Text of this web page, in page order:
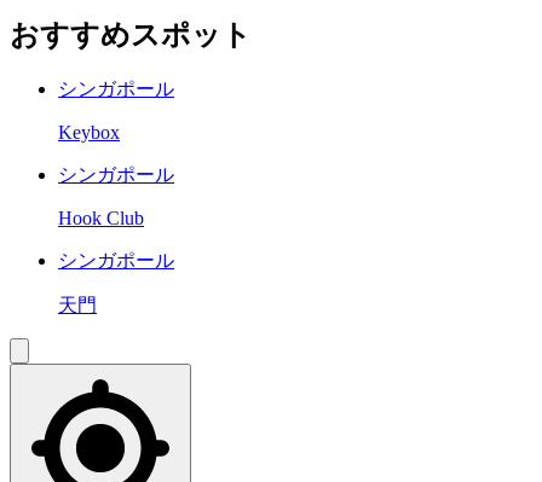
おすすめスポット
シンガポール
Keybox
シンガポール
Hook Club
シンガポール
天門